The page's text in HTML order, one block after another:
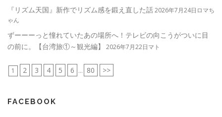
『リズム天国』新作でリズム感を鍛え直した話2026年7月24日ロマち
ゃん
ずーーーっと憧れていたあの場所へ！テレビの向こうがついに目
の前に。【台湾旅①～観光編】
2026年7月22日マト
1 2 3 4 5 6 ... 80 >>
FACEBOOK